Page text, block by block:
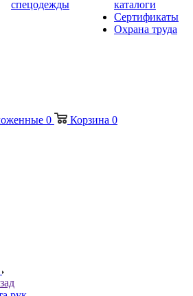
спецодежды
каталоги
Сертификаты
Охрана труда
0 Корзина 0